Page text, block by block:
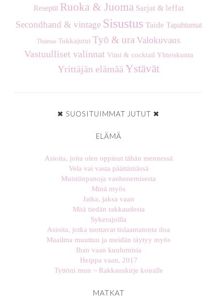
Reseptit Ruoka & Juoma Sarjat & leffat
Secondhand & vintage Sisustus Taide Tapahtumat
Thaimaa Tukkajutut Työ & ura Valokuvaus
Vastuulliset valinnat Viini & cocktail Yhteiskunta
Yrittäjän elämää Ystävät
✖ SUOSITUIMMAT JUTUT ✖
ELÄMÄ
Asioita, joita olen oppinut tähän mennessä
Vela vai vasta päättämässä
Muistiinpanoja vanhenemisesta
Minä myös
Jatka, jaksa vaan
Mitä tiedän rakkaudesta
Sykerajoilla
Asioita, jotka tuottavat tislaamatonta iloa
Maailma muuttuu ja meidän täytyy myös
Ihan vaan kuulumisia
Heippa vaan, 2017
Tyttöni mun ~ Rakkauskirje koiralle
MATKAT